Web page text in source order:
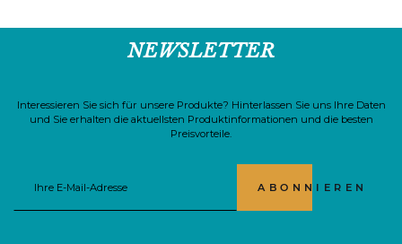
NEWSLETTER
Interessieren Sie sich für unsere Produkte? Hinterlassen Sie uns Ihre Daten
und Sie erhalten die aktuellsten Produktinformationen und die besten
Preisvorteile.
ABONNIEREN